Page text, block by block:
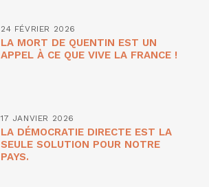
24 FÉVRIER 2026
LA MORT DE QUENTIN EST UN
APPEL À CE QUE VIVE LA FRANCE !
17 JANVIER 2026
LA DÉMOCRATIE DIRECTE EST LA
SEULE SOLUTION POUR NOTRE
PAYS.